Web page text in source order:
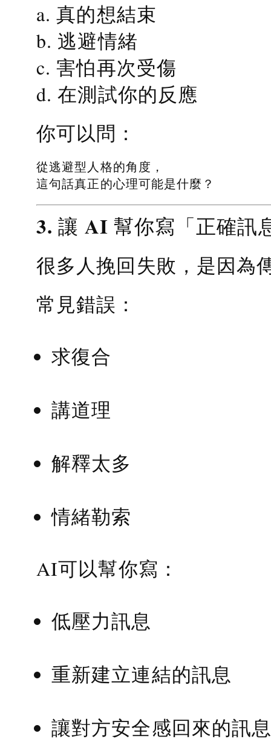
a. 真的想結束
b. 逃避情緒
c. 害怕再次受傷
d. 在測試你的反應
你可以問：
從逃避型人格的角度，
這句話真正的心理可能是什麼？
3. 讓 AI 幫你寫「正確訊
很多人挽回失敗，是因為
常見錯誤：
求復合
講道理
解釋太多
情緒勒索
AI可以幫你寫：
低壓力訊息
重新建立連結的訊息
讓對方安全感回來的訊